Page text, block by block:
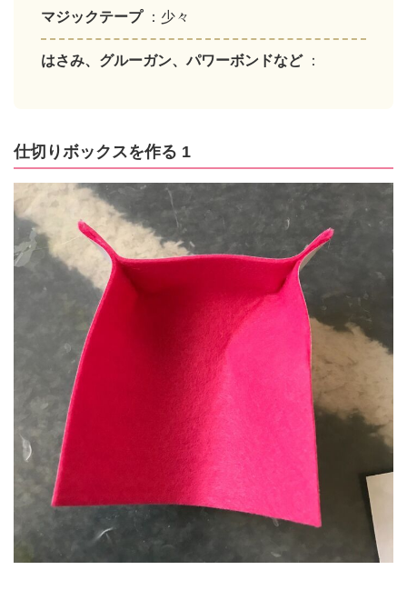
マジックテープ ：少々
はさみ、グルーガン、パワーボンドなど ：
仕切りボックスを作る 1